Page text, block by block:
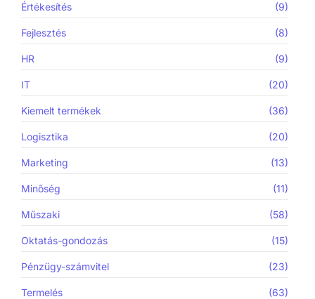
Értékesítés (9)
Fejlesztés (8)
HR (9)
IT (20)
Kiemelt termékek (36)
Logisztika (20)
Marketing (13)
Minőség (11)
Műszaki (58)
Oktatás-gondozás (15)
Pénzügy-számvitel (23)
Termelés (63)